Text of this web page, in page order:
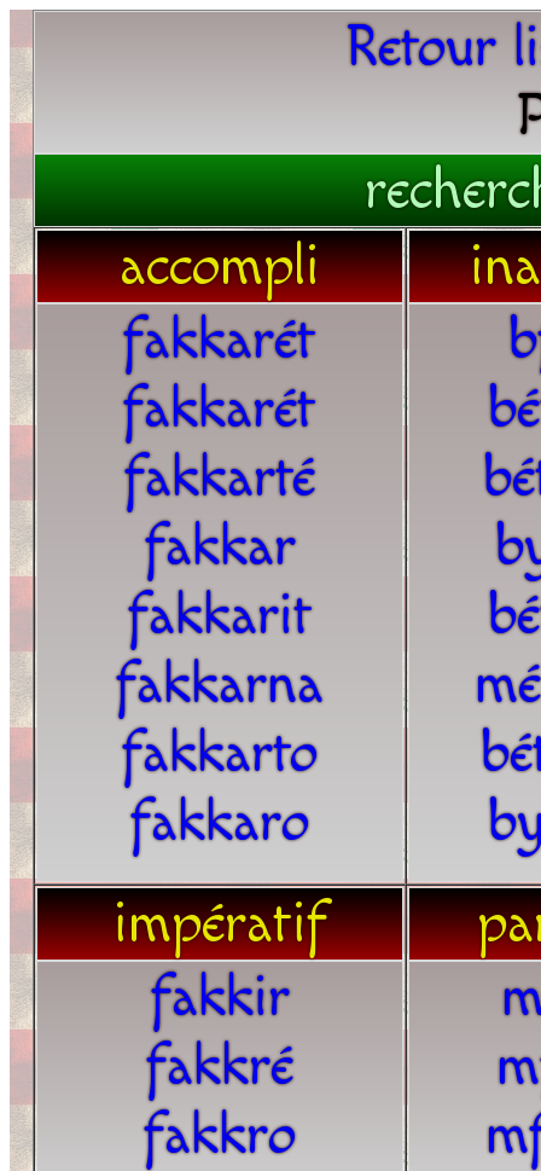
Retour
accompli
fakkarét
fakkarét
fakkarté
fakkar
fakkarit
fakkarna
fakkarto
fakkaro
impératif
fakkir
fakkré
fakkro